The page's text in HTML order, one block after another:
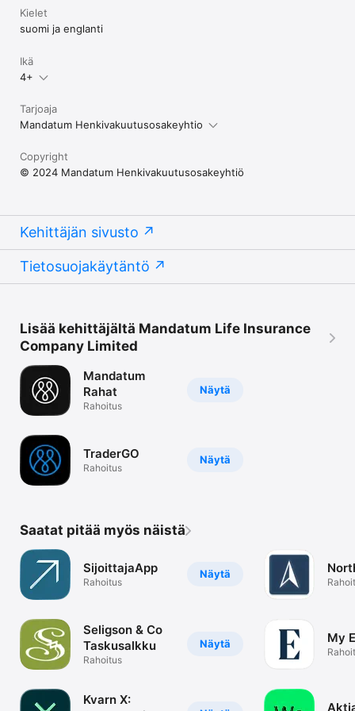
Kielet
suomi ja englanti
Ikä
4+
Tarjoaja
Mandatum Henkivakuutusosakeyhtio
Copyright
© 2024 Mandatum Henkivakuutusosakeyhtiö
Kehittäjän sivusto
Tietosuojakäytäntö
Lisää kehittäjältä Mandatum Life Insurance
Company Limited
Näytä
Mandatum
Rahat
Rahoitus
Näytä
TraderGO
Rahoitus
Saatat pitää myös näistä
Näytä
SijoittajaApp
Rahoitus
Näytä
Seligson & Co
Taskusalkku
Rahoitus
Kvarn X:
My